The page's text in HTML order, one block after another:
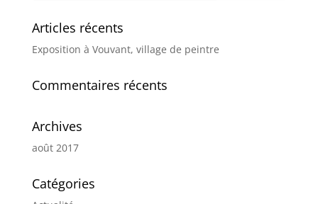
Articles récents
Exposition à Vouvant, village de peintre
Commentaires récents
Archives
août 2017
Catégories